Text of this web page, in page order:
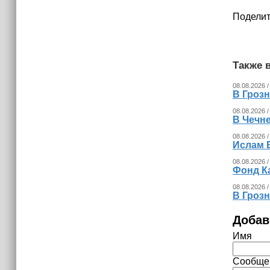
Также
08.08.2026
В
08.08.2026
В
08.08.2026
Ислам
08.08.2026
Фонд
08.08.2026
В
Имя